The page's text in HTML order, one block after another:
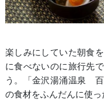
楽しみにしていた朝食
に食べないのに旅行先
う。「金沢湯涌温泉 百
の食材をふんだんに使っ